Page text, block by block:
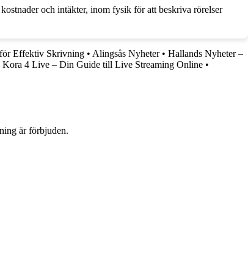
och intäkter, inom fysik för att beskriva rörelser
Effektiv Skrivning • Alingsås Nyheter• Hallands Nyheter –
Kora 4 Live – Din Guide till Live Streaming Online •
är förbjuden.